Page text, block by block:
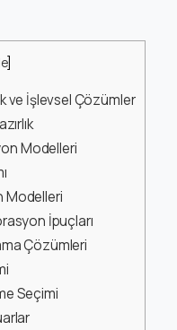
]
ve İşlevsel Çözümler
Modelleri
Modelleri
İpuçları
Çözümleri
Seçimi